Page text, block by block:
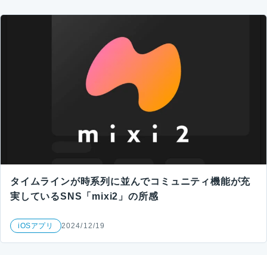
タイムラインが時系列に並んでコミュニティ機能が充
実しているSNS「mixi2」の所感
iOSアプリ 2024/12/19